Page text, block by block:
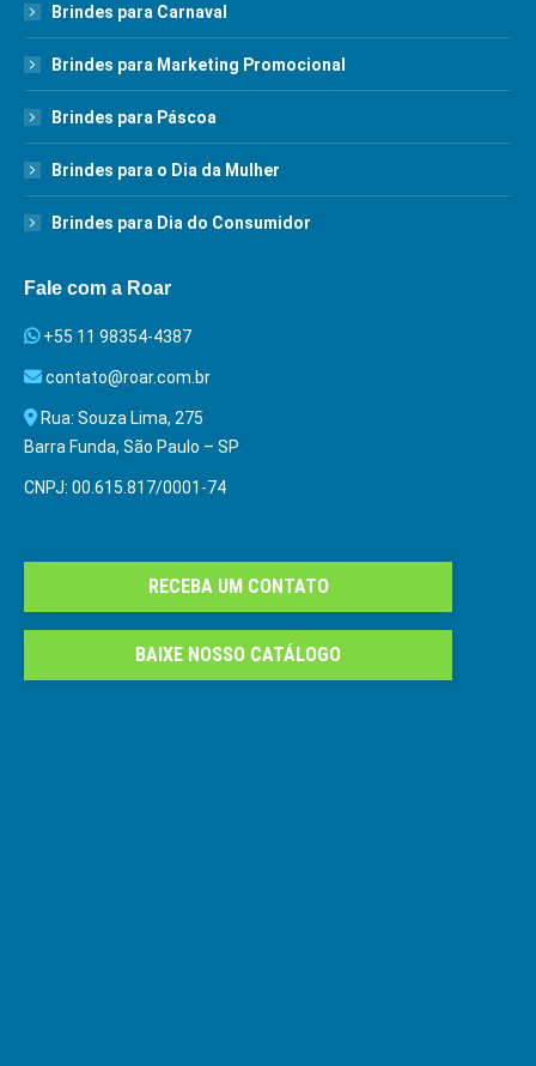
Brindes para Carnaval
Brindes para Marketing Promocional
Brindes para Páscoa
Brindes para o Dia da Mulher
Brindes para Dia do Consumidor
Fale com a Roar
+55 11 98354-4387
contato@roar.com.br
Rua: Souza Lima, 275
Barra Funda, São Paulo – SP
CNPJ: 00.615.817/0001-74
RECEBA UM CONTATO
BAIXE NOSSO CATÁLOGO